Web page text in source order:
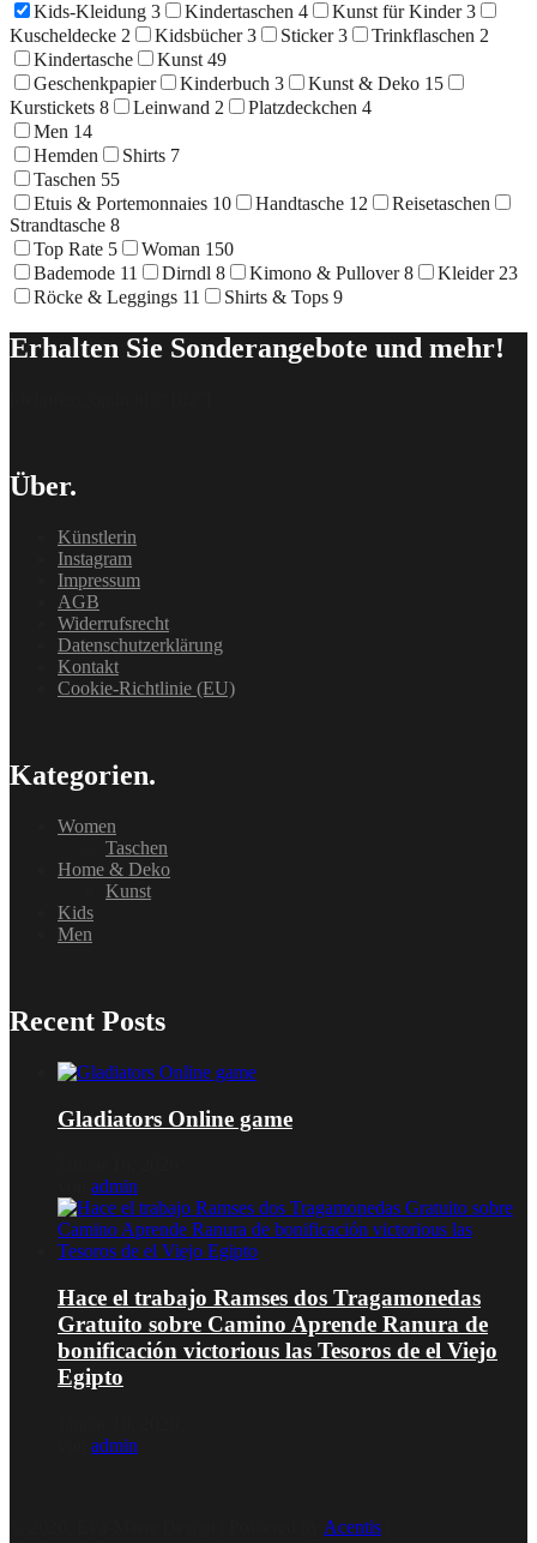
Kids-Kleidung 3 Kindertaschen 4 Kunst für Kinder3
Kuscheldecke 2 Kidsbücher3 Sticker3 Trinkflaschen 2
Kindertasche
Kunst 49
Geschenkpapier
Kinderbuch 3 Kunst & Deko 15
Kurstickets 8 Leinwand 2 Platzdeckchen 4
Men 14
Hemden
Shirts 7
Taschen 55
Etuis & Portemonnaies 10 Handtasche 12
Reisetaschen
Strandtasche 8
Top Rate 5 Woman 150
Bademode 11 Dirndl 8 Kimono & Pullover8 Kleider 23
Röcke & Leggings 11 Shirts & Tops 9
Erhalten Sie Sonderangebote und mehr!
Über.
Künstlerin
Instagram
Impressum
AGB
Widerrufsrecht
Datenschutzerklärung
Kontakt
Cookie-Richtlinie (EU)
Kategorien.
Women
Taschen
Home & Deko
Kunst
Kids
Men
Recent Posts
Gladiators Online game
admin
Hace el trabajo Ramses dos Tragamonedas
Gratuito sobre Camino Aprende Ranura de
bonificación victorious las Tesoros de el Viejo
Egipto
admin
Acentis